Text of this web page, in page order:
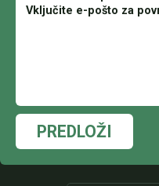
PREDLOŽI